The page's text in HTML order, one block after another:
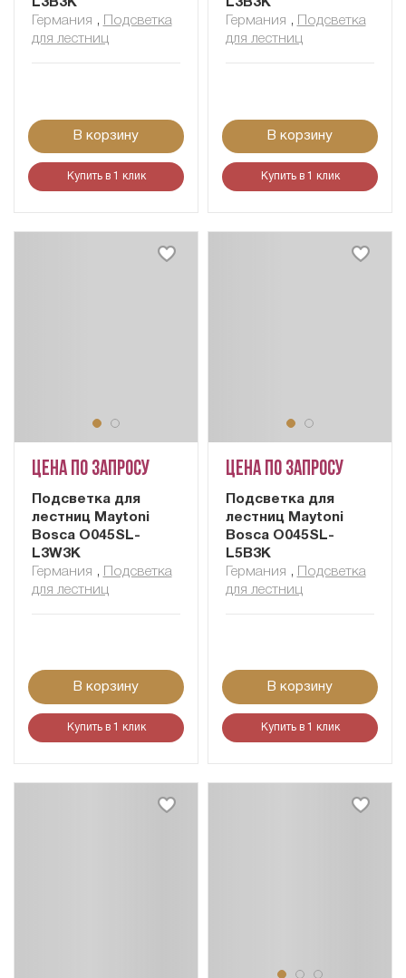
L3B3K
Германия ,
Подсветка
для лестниц
В корзину
Купить в 1 клик
L3B3K
Германия ,
Подсветка
для лестниц
В корзину
Купить в 1 клик
Цена по запросу
Подсветка для
лестниц Maytoni
Bosca O045SL-
L3W3K
Германия ,
Подсветка
для лестниц
В корзину
Купить в 1 клик
Цена по запросу
Подсветка для
лестниц Maytoni
Bosca O045SL-
L5B3K
Германия ,
Подсветка
для лестниц
В корзину
Купить в 1 клик